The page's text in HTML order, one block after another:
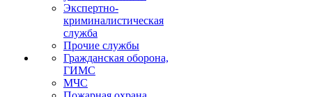
Экспертно-
криминалистическая
служба
Прочие службы
Гражданская оборона,
ГИМС
МЧС